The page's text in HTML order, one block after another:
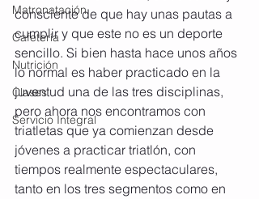
Matronatación
Cafetería
Nutrición
Clases
Servicio Integral
consciente de que hay unas pautas a
cumplir y que este no es un deporte
sencillo. Si bien hasta hace unos años
lo normal es haber practicado en la
juventud una de las tres disciplinas,
pero ahora nos encontramos con
triatletas que ya comienzan desde
jóvenes a practicar triatlón, con
tiempos realmente espectaculares,
tanto en los tres segmentos como en